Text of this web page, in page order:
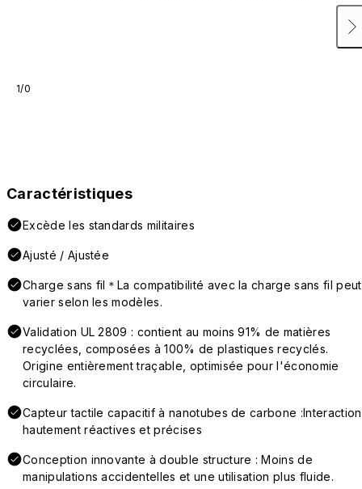
1/0
Caractéristiques
Excède les standards militaires
Ajusté / Ajustée
Charge sans fil＊La compatibilité avec la charge sans fil peut
varier selon les modèles.
Validation UL 2809 : contient au moins 91% de matières
recyclées, composées à 100% de plastiques recyclés.
Origine entièrement traçable, optimisée pour l'économie
circulaire.
Capteur tactile capacitif à nanotubes de carbone
hautement réactives et précises
Conception innovante à double structure : Moins de
manipulations accidentelles et une utilisation plus fluide.